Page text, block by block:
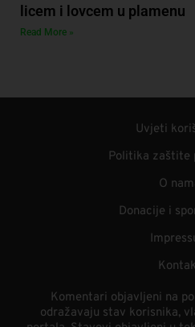
licem i lovcem u plamenu
Read More »
Uvjeti
Politika zaštite
O
Donacije i
Komentari objavljeni na
odražavaju stav korisnika,